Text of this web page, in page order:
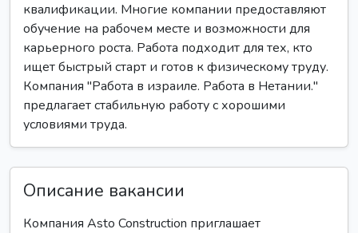
квалификации. Многие компании предоставляют
обучение на рабочем месте и возможности для
карьерного роста. Работа подходит для тех, кто
ищет быстрый старт и готов к физическому труду.
Компания "Работа в израиле. Работа в Нетании."
предлагает стабильную работу с хорошими
условиями труда.
Описание вакансии
Компания Asto Construction приглашает